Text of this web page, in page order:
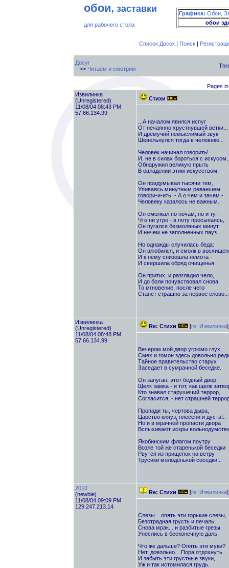
обои, заставки
для рабочего стола
Графика: Обои,
обои
Список Досок| Поиск|
Досуг
>> Читаем и смотрим
Pages
Извилинка
(Unregistered)
11/08/04 08:43 PM
57.66.134.99
Стихи
...А началом явился испуг
От нечаянно хрустнувшей ветки...
И дремучий немыслимый звук
Шевельнулся тогда в человеке...
Человек начинал говорить!..
И, не в силах бороться с искусом,
Обнаружил великую прыть
В овладении этим искусством.
Он придумывал тысячи тем,
Упиваясь минутным реваншем.
говори-и-ить! - А о чем и зачем -
Человеку казалось не важным.
Он смолкал по ночам, но и тут -
Что ни утро - в поту просыпаясь,
Он пугался безмолвных минут
И ничем не заполненных пауз.
Но однажды случилась беда:
Он влюбился, и смолк в
И к нему снизошла немота -
И свершила обряд очищенья.
Он притих, и разгладил чело,
И до боли почувствовал снова
То мгновение, после чего
Станет страшно за первое слово...
Извилинка
(Unregistered)
11/08/04 08:48 PM
57.66.134.99
Re: Стихи [re: Извилинка]
Вечером мой двор угрюмо глух,
Смех и гомон здесь довольно
Тайное правительство старух
Заседает в сумрачной беседке.
Он запуган, этот бедный двор,
Щелк замка - и тот, как щелк
Кто знавал старушечий террор,
Согласится, - нет страшней
Пропади ты, чертова дыра,
Царство кляуз, плесени и дуста!..
Но и в мрачной пропасти двора
Вспыхивают искры
Якобинским флагом поутру
Возле той же старенькой беседки
Рвутся из прищепок на ветру
Трусики молоденькой соседки!..
2010
(newbie)
11/08/04 09:09 PM
129.247.213.14
Re: Стихи [re: Извилинка]
Слезы... опять эти горькие слезы,
Безотрадная грусть и печаль;
Снова мрак... и разбитые грезы
Унеслись в бесконечную даль.
Что же дальше? Опять эти муки?
Нет, довольно... Пора отдохнуть
И забыть эти грустные звуки,
Уж и так истомилася грудь.